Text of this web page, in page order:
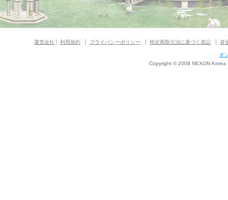
運営会社 利用規約 プライバシーポリシー 特定商取引法に基づく表記 資
オ
Copyright © 2009 NEXON Korea